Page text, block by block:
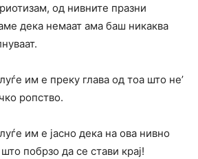
од нивните празни
дека немаат ама баш никаква
им е преку глава од тоа што не’
ропство.
им е јасно дека на ова нивно
побрзо да се стави крај!